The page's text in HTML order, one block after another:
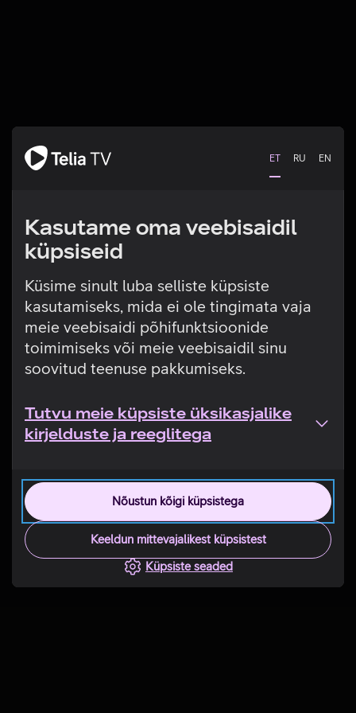
ET RU EN
Kasutame oma veebisaidil
küpsiseid
Küsime sinult luba selliste küpsiste
kasutamiseks, mida ei ole tingimata vaja
meie veebisaidi põhifunktsioonide
toimimiseks või meie veebisaidil sinu
soovitud teenuse pakkumiseks.
Tutvu meie küpsiste üksikasjalike
kirjelduste ja reeglitega
Nõustun kõigi küpsistega
Keeldun mittevajalikest küpsistest
Küpsiste seaded
Tehniline viga